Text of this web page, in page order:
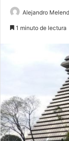
Alejandro
1 minuto de lectura